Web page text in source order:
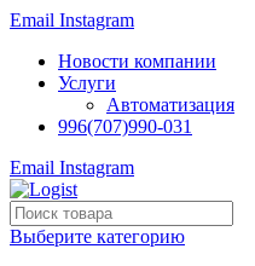
Email Instagram
Новости компании
Услуги
Автоматизация
996(707)990-031
Email Instagram
Выберите категорию